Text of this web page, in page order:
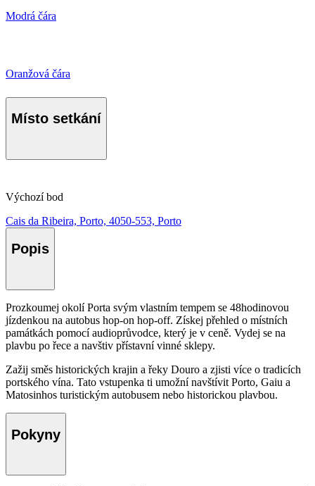
Modrá čára
Oranžová čára
Místo setkání
Výchozí bod
Cais da Ribeira, Porto, 4050-553, Porto
Popis
Prozkoumej okolí Porta svým vlastním tempem se 48hodinovou
jízdenkou na autobus hop-on hop-off. Získej přehled o místních
památkách pomocí audioprůvodce, který je v ceně. Vydej se na
plavbu po řece a navštiv přístavní vinné sklepy.
Zažij směs historických krajin a řeky Douro a zjisti více o tradicích
portského vína. Tato vstupenka ti umožní navštívit Porto, Gaiu a
Matosinhos turistickým autobusem nebo historickou plavbou.
Pokyny